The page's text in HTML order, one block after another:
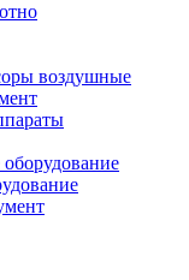
воздушные